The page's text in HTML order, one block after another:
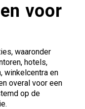
voor
waaronder
hotels,
winkelcentra en
overal voor een
op de